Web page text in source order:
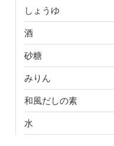
しょうゆ
酒
砂糖
みりん
和風だしの素
水